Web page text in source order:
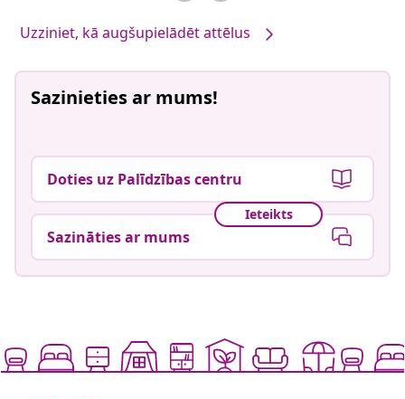
Uzziniet, kā augšupielādēt attēlus
Sazinieties ar mums!
Doties uz Palīdzības centru
Ieteikts
Sazināties ar mums